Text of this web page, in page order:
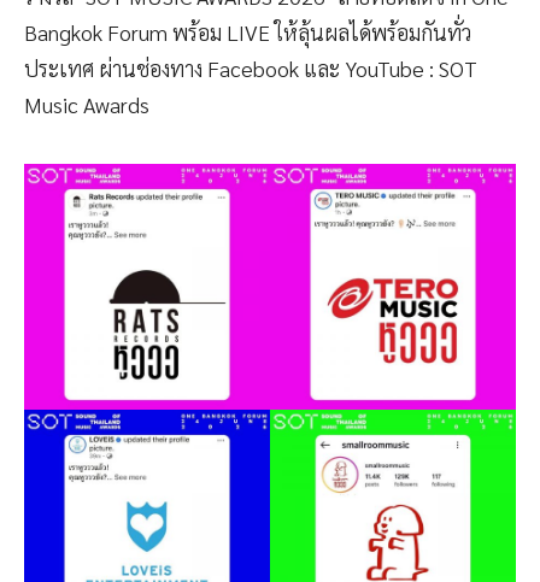
Bangkok Forum พร้อม LIVE ให้ลุ้นผลได้พร้อมกันทั่ว
ประเทศ ผ่านช่องทาง Facebook และ YouTube : SOT
Music Awards